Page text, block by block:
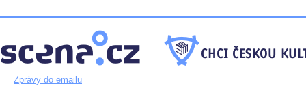
Zprávy do emailu